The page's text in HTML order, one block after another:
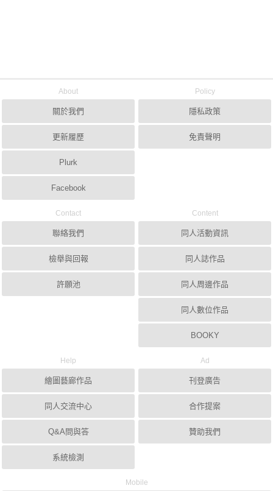
About
關於我們
更新履歷
Plurk
Facebook
Policy
隱私政策
免責聲明
Contact
聯絡我們
檢舉與回報
許願池
Content
同人活動資訊
同人誌作品
同人周邊作品
同人數位作品
BOOKY
Help
繪圖藝廊作品
同人交流中心
Q&A問與答
系統檢測
Ad
刊登廣告
合作提案
贊助我們
Mobile